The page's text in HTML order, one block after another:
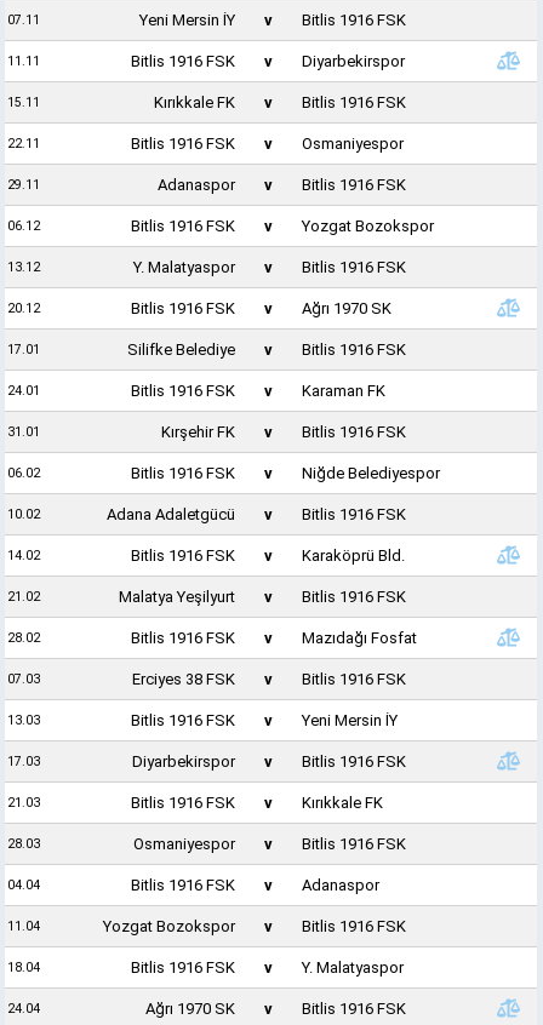
07.11 Yeni Mersin İY v Bitlis 1916 FSK
11.11 Bitlis 1916 FSK v Diyarbekirspor
15.11 Kırıkkale FK v Bitlis 1916 FSK
22.11 Bitlis 1916 FSK v Osmaniyespor
29.11 Adanaspor v Bitlis 1916 FSK
06.12 Bitlis 1916 FSK v Yozgat Bozokspor
13.12 Y. Malatyaspor v Bitlis 1916 FSK
20.12 Bitlis 1916 FSK v Ağrı 1970 SK
17.01 Silifke Belediye v Bitlis 1916 FSK
24.01 Bitlis 1916 FSK v Karaman FK
31.01 Kırşehir FK v Bitlis 1916 FSK
06.02 Bitlis 1916 FSK v Niğde Belediyespor
10.02 Adana Adaletgücü v Bitlis 1916 FSK
14.02 Bitlis 1916 FSK v Karaköprü Bld.
21.02 Malatya Yeşilyurt v Bitlis 1916 FSK
28.02 Bitlis 1916 FSK v Mazıdağı Fosfat
07.03 Erciyes 38 FSK v Bitlis 1916 FSK
13.03 Bitlis 1916 FSK v Yeni Mersin İY
17.03 Diyarbekirspor v Bitlis 1916 FSK
21.03 Bitlis 1916 FSK v Kırıkkale FK
28.03 Osmaniyespor v Bitlis 1916 FSK
04.04 Bitlis 1916 FSK v Adanaspor
11.04 Yozgat Bozokspor v Bitlis 1916 FSK
18.04 Bitlis 1916 FSK v Y. Malatyaspor
24.04 Ağrı 1970 SK v Bitlis 1916 FSK